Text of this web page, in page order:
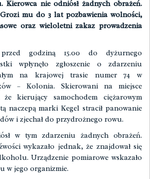
Kierowca nie odniósł żadnych obrażeń.
Grozi mu do 3 lat pozbawienia wolności,
oraz wieloletni zakaz prowadzenia
godziną 15.00 do dyżurnego
wpłynęło zgłoszenie o zdarzeniu
na krajowej trasie numer 74 w
– Kolonia. Skierowani na miejsce
kierujący samochodem ciężarowym
naczepą marki Kegel stracił panowanie
i zjechał do przydrożnego rowu.
w tym zdarzeniu żadnych obrażeń.
wykazało jednak, że znajdował się
Urządzenie pomiarowe wskazało
w jego organizmie.